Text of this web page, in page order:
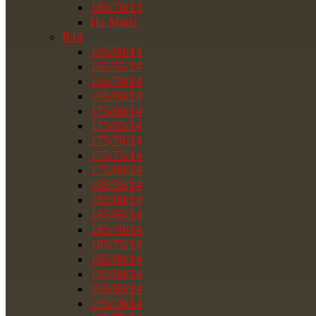
185/70/13
На Matiz
R14
165/60/14
165/65/14
165/70/14
165/80/14
175/60/14
175/65/14
175/70/14
175/75/14
175/80/14
185/55/14
185/60/14
185/65/14
185/70/14
185/75/14
185/80/14
195/60/14
195/65/14
195/70/14